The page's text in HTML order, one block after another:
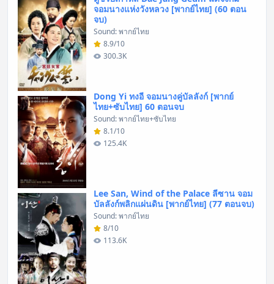
จอมนางแห่งวังหลวง [พากย์ไทย] (60 ตอน
จบ)
Sound: พากย์ไทย
8.9/10
300.3K
Dong Yi ทงอี จอมนางคู่บัลลังก์ [พากย์
ไทย+ซับไทย] 60 ตอนจบ
Sound: พากย์ไทย+ซับไทย
8.1/10
125.4K
Lee San, Wind of the Palace ลีซาน จอม
บัลลังก์พลิกแผ่นดิน [พากย์ไทย] (77 ตอนจบ)
Sound: พากย์ไทย
8/10
113.6K